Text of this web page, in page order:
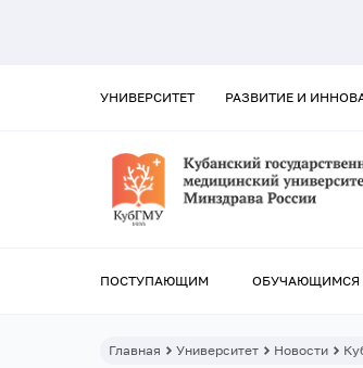
УНИВЕРСИТЕТ РАЗВИТИЕ И
ПОСТУПАЮЩИМ ОБУЧАЮЩИМСЯ
Главная Университет Новости